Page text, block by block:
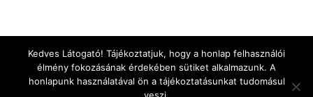
Kedves Látogató! Tájékoztatjuk, hogy a honlap felhasználói
élmény fokozásának érdekében sütiket alkalmazunk. A
honlapunk használatával ön a tájékoztatásunkat tudomásul